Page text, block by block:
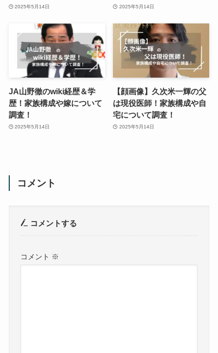
2025年5月14日 2025年5月14日
JA山野徹のwiki経歴＆学
歴！家族構成や嫁について
調査！
2025年5月14日
【顔画像】久次米一輝の父
は現役医師！家族構成や自
宅について調査！
2025年5月14日
コメント
コメントする
コメント ※